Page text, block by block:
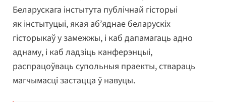
Беларускага інстытута публічнай гісторыі
як інстытуцыі, якая аб’яднае беларускіх
гісторыкаў у замежжы, і каб дапамагаць адно
аднаму, і каб ладзіць канферэнцыі,
распрацоўваць супольныя праекты, ствараць
магчымасці застацца ў навуцы.